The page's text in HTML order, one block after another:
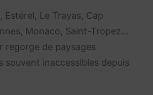
Estérel, Le Trayas, Cap
Monaco, Saint-Tropez…
regorge de paysages
souvent inaccessibles depuis